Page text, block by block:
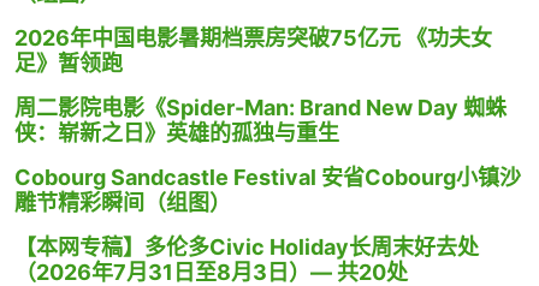
2026年中国电影暑期档票房突破75亿元 《功夫女
足》暂领跑
周二影院电影《Spider-Man: Brand New Day 蜘蛛
侠：崭新之日》英雄的孤独与重生
Cobourg Sandcastle Festival 安省Cobourg小镇沙
雕节精彩瞬间（组图）
【本网专稿】多伦多Civic Holiday长周末好去处
（2026年7月31日至8月3日）— 共20处